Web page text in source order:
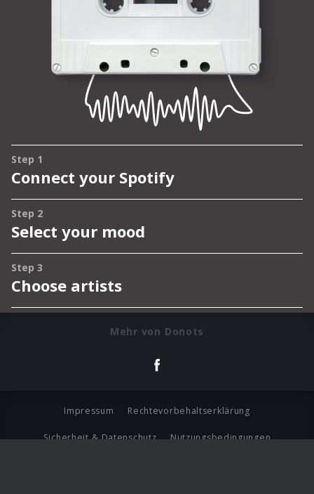
Mehr von Donots
Impressum Rechtevorbehaltserklärung
Sicherheit & Datenschutz Nutzungsbedingungen